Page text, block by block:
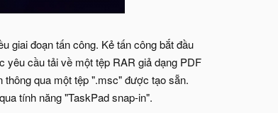
giai đoạn tấn công. Kẻ tấn công bắt đầu
yêu cầu tải về một tệp RAR giả dạng PDF
thông qua một tệp ".msc" được tạo sẵn.
tính năng "TaskPad snap-in".